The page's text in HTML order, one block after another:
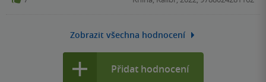
Zobrazit všechna hodnocení
Přidat hodnocení